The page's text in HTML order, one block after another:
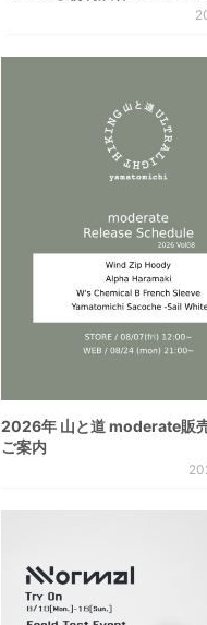
2026年 山と道 moderate販
ご案内